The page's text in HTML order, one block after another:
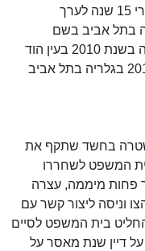
של רפי שאולי בתל אביב "המועדון". אחרי 15 שנה לערך
בתל אביב בשם
"ברקפסט". התערוכה הרביעית התקיימה בשנת 2010 בעין הוד
והתערוכה החמישית התקיימה בשנת 2012 בגלריה בתל אביב
ידי המשטרה בחשד שתקף את
המשפט לשחררו
פחות מיממה, עצרה
וניסה ליצור קשר עם
בית המשפט לסיים
נגזרה על דיין שנת מאסר על